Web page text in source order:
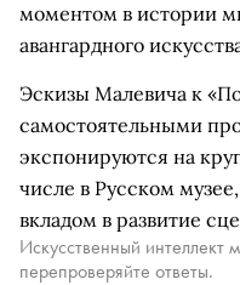
моментом в истории
авангардного
Эскизы Малевича к
самостоятельными
экспонируются на
числе в Русском
вкладом в развитие
Искусственный интеллект
перепроверяйте ответы.